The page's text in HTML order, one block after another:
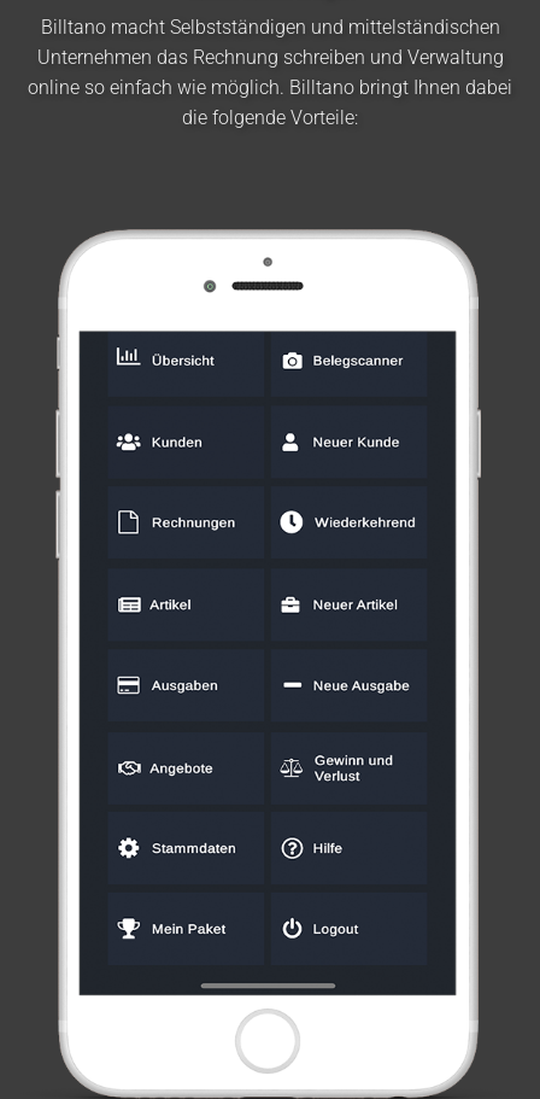
Billtano macht Selbstständigen und mittelständischen
Unternehmen das Rechnung schreiben und Verwaltung
online so einfach wie möglich. Billtano bringt Ihnen dabei
die folgende Vorteile: